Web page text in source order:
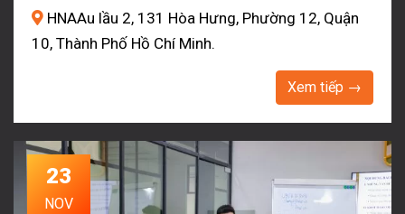
HNAAu lầu 2, 131 Hòa Hưng, Phường 12, Quận
10, Thành Phố Hồ Chí Minh.
Xem tiếp →
23
NOV